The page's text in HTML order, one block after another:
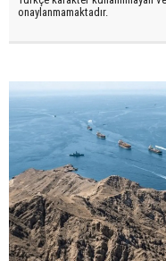
onaylanmamaktadır.